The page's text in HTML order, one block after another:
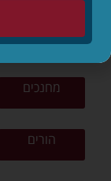
ציונות דתית
מחנכים
הורים